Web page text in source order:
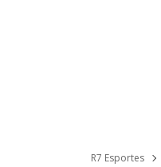
R7 Esportes